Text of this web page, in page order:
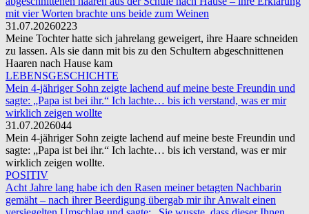
mit vier Worten brachte uns beide zum Weinen
31.07.20260223
Meine Tochter hatte sich jahrelang geweigert, ihre Haare schneiden
zu lassen. Als sie dann mit bis zu den Schultern abgeschnittenen
Haaren nach Hause kam
LEBENSGESCHICHTE
Mein 4-jähriger Sohn zeigte lachend auf meine beste Freundin und
sagte: „Papa ist bei ihr.“ Ich lachte… bis ich verstand, was er mir
wirklich zeigen wollte
31.07.2026044
Mein 4-jähriger Sohn zeigte lachend auf meine beste Freundin und
sagte: „Papa ist bei ihr.“ Ich lachte… bis ich verstand, was er mir
wirklich zeigen wollte.
POSITIV
Acht Jahre lang habe ich den Rasen meiner betagten Nachbarin
gemäht – nach ihrer Beerdigung übergab mir ihr Anwalt einen